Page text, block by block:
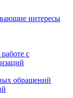
интересы
с
обращений